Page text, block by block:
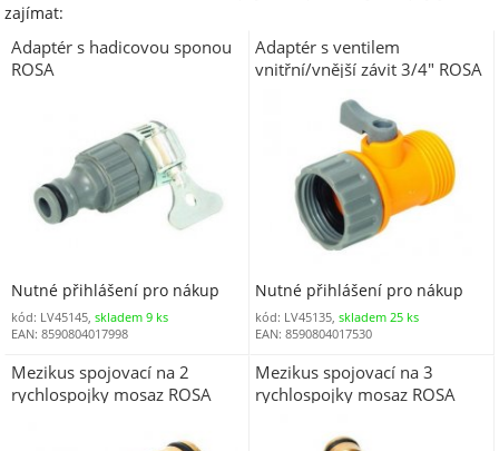
zajímat:
Adaptér s hadicovou sponou
ROSA
Nutné přihlášení pro nákup
kód: LV45145, skladem 9 ks
EAN: 8590804017998
Adaptér s ventilem
vnitřní/vnější závit 3/4" ROSA
Nutné přihlášení pro nákup
kód: LV45135,skladem 25 ks
EAN: 8590804017530
Mezikus spojovací na 2
rychlospojky mosaz ROSA
Mezikus spojovací na 3
rychlospojky mosaz ROSA